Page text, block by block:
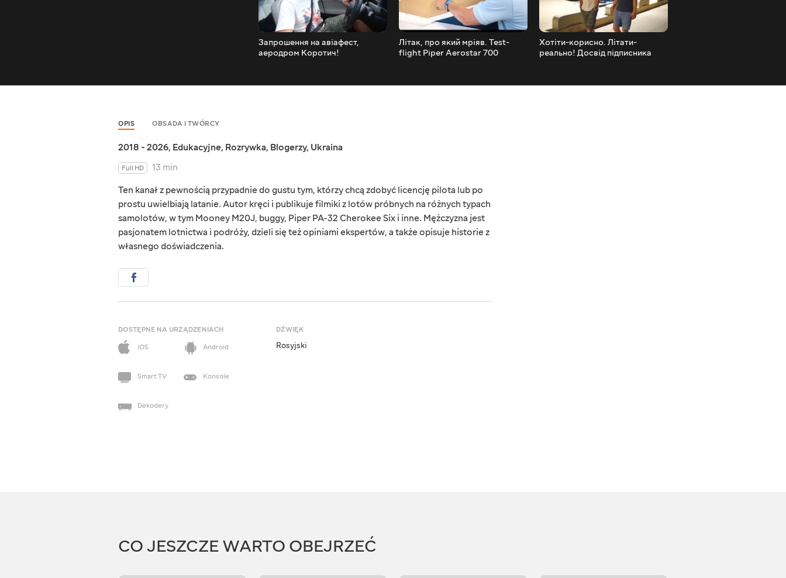
Запрошення на авіафест,
аеродром Коротич!
Літак, про який мріяв. Test-
flight Piper Aerostar 700
Хотіти-корисно. Літати-
реально! Досвід підписника
OPIS OBSADA I TWÓRCY
2018 - 2026, Edukacyjne, Rozrywka, Blogerzy, Ukraina
Full HD
13 min
Ten kanał z pewnością przypadnie do gustu tym, którzy chcą zdobyć licencję pilota lub po
prostu uwielbiają latanie. Autor kręci i publikuje filmiki z lotów próbnych na różnych typach
samolotów, w tym Mooney M20J, buggy, Piper PA-32 Cherokee Six i inne. Mężczyzna jest
pasjonatem lotnictwa i podróży, dzieli się też opiniami ekspertów, a także opisuje historie z
własnego doświadczenia.
DOSTĘPNE NA URZĄDZENIACH
iOS
Android
Smart TV Konsole
Dekodery
DŹWIĘK
Rosyjski
CO JESZCZE WARTO OBEJRZEĆ